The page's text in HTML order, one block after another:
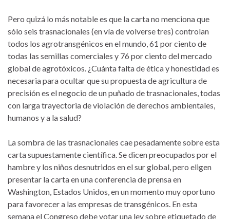
Pero quizá lo más notable es que la carta no menciona que
sólo seis trasnacionales (en vía de volverse tres) controlan
todos los agrotransgénicos en el mundo, 61 por ciento de
todas las semillas comerciales y 76 por ciento del mercado
global de agrotóxicos. ¿Cuánta falta de ética y honestidad es
necesaria para ocultar que su propuesta de agricultura de
precisión es el negocio de un puñado de trasnacionales, todas
con larga trayectoria de violación de derechos ambientales,
humanos y a la salud?
La sombra de las trasnacionales cae pesadamente sobre esta
carta supuestamente científica. Se dicen preocupados por el
hambre y los niños desnutridos en el sur global, pero eligen
presentar la carta en una conferencia de prensa en
Washington, Estados Unidos, en un momento muy oportuno
para favorecer a las empresas de transgénicos. En esta
semana el Congreso debe votar una ley sobre etiquetado de